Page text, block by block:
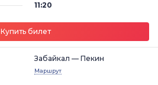
11:20
Купить билет
Забайкал — Пекин
Маршрут